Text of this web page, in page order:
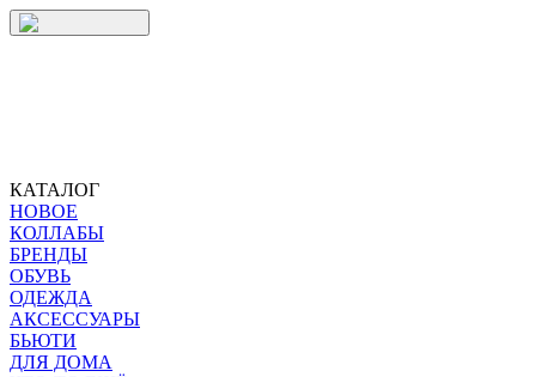
КАТАЛОГ
НОВОЕ
КОЛЛАБЫ
БРЕНДЫ
ОБУВЬ
ОДЕЖДА
АКСЕССУАРЫ
БЬЮТИ
ДЛЯ ДОМА